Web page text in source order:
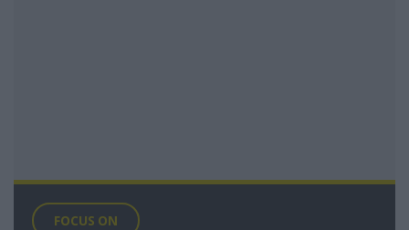
FOCUS ON